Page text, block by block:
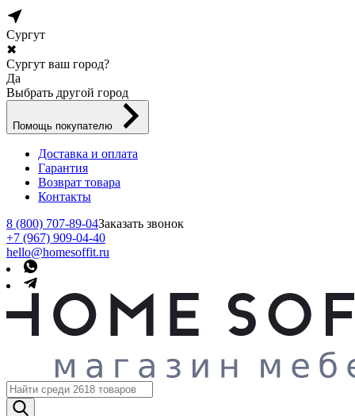
Сургут
✖
Сургут ваш город?
Да
Выбрать другой город
Помощь покупателю
Доставка и оплата
Гарантия
Возврат товара
Контакты
8 (800) 707-89-04Заказать звонок
+7 (967) 909-04-40
hello@homesoffit.ru